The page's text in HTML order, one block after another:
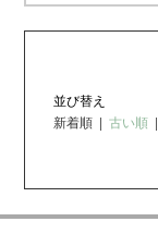
並び替え
新着順 | 古い順 |